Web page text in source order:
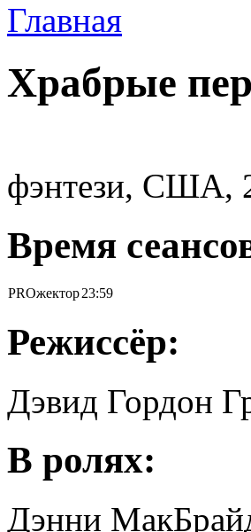
Главная
Храбрые
фэнтези, США,
Время
PROжектор23:59
Режиссёр:
Дэвид Гордон
В ролях:
Дэнни